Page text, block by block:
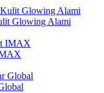
Glowing Alami